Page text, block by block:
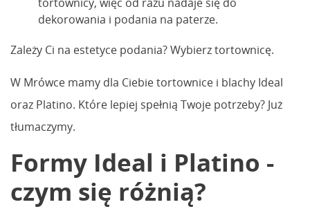
dekorowania i podania na paterze.
Zależy Ci na estetyce podania? Wybierz tortownicę.
W Mrówce mamy dla Ciebie tortownice i blachy Ideal
oraz Platino. Które lepiej spełnią Twoje potrzeby? Już
tłumaczymy.
Formy Ideal i Platino -
czym się różnią?